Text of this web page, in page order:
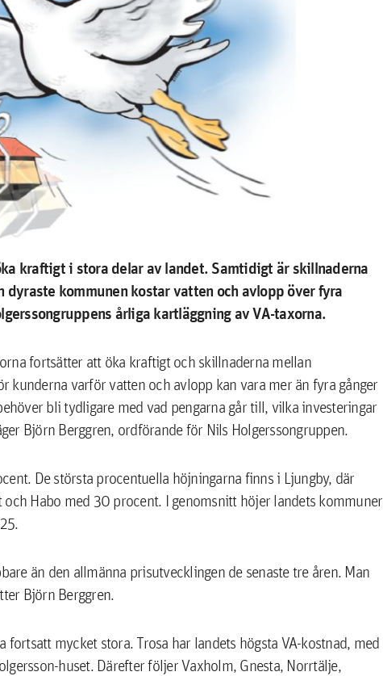
kraftigt i stora delar av landet. Samtidigt är skillnaderna
kommunen kostar vatten och avlopp över fyra
årliga kartläggning av VA-taxorna.
fortsätter att öka kraftigt och skillnaderna mellan
varför vatten och avlopp kan vara mer än fyra gånger
bli tydligare med vad pengarna går till, vilka investeringar
Björn Berggren, ordförande för Nils Holgerssongruppen.
De största procentuella höjningarna finns i Ljungby, där
Habo med 30 procent. I genomsnitt höjer landets kommuner
än den allmänna prisutvecklingen de senaste tre åren. Man
Björn Berggren.
mycket stora. Trosa har landets högsta VA-kostnad, med
huset. Därefter följer Vaxholm, Gnesta, Norrtälje,